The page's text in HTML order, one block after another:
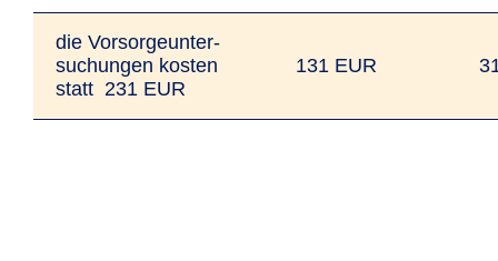
die Vorsorgeunter­
suchungen kosten
statt 231 EUR
131 EUR